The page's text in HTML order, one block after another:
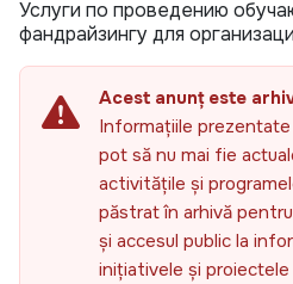
Услуги по проведению
фандрайзингу для
Acest anunț este
Informațiile
pot să nu mai fie
activitățile și
păstrat în arhivă
și accesul public la
inițiativele și